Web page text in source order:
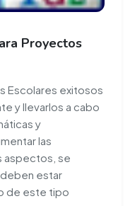
Proyectos
Escolares exitosos
y llevarlos a cabo
y
las
aspectos, se
estar
de este tipo